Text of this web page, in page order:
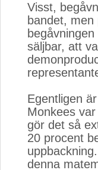
Visst,
bandet,
säljbar, att
Egentligen
Monkees
gör det så
20 procent
denna